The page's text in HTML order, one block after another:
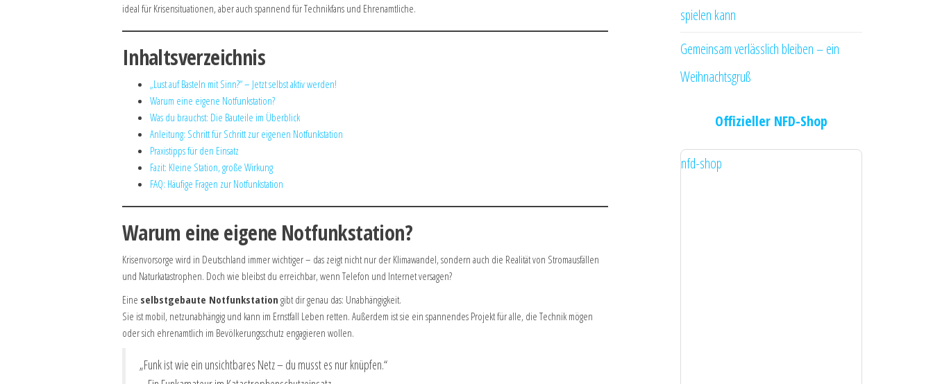
ideal für Krisensituationen, aber auch spannend für Technikfans und Ehrenamtliche.
Inhaltsverzeichnis
„Lust auf Basteln mit Sinn?“ – Jetzt selbst aktiv werden!
Warum eine eigene Notfunkstation?
Was du brauchst: Die Bauteile im Überblick
Anleitung: Schritt für Schritt zur eigenen Notfunkstation
Praxistipps für den Einsatz
Fazit: Kleine Station, große Wirkung
FAQ: Häufige Fragen zur Notfunkstation
Warum eine eigene Notfunkstation?
Krisenvorsorge wird in Deutschland immer wichtiger – das zeigt nicht nur der Klimawandel, sondern auch die Realität von Stromausfällen
und Naturkatastrophen. Doch wie bleibst du erreichbar, wenn Telefon und Internet versagen?
Eine selbstgebaute Notfunkstation gibt dir genau das: Unabhängigkeit.
Sie ist mobil, netzunabhängig und kann im Ernstfall Leben retten. Außerdem ist sie ein spannendes Projekt für alle, die Technik mögen
oder sich ehrenamtlich im Bevölkerungsschutz engagieren wollen.
„Funk ist wie ein unsichtbares Netz – du musst es nur knüpfen.“
spielen kann
Gemeinsam verlässlich bleiben – ein
Weihnachtsgruß
Offizieller NFD-Shop
nfd-shop